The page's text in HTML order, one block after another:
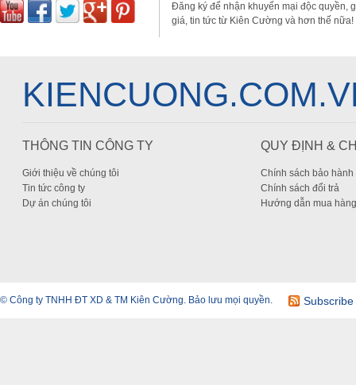
Đăng ký để nhận khuyến mại độc quyền,
giá, tin tức từ Kiên Cường và hơn thế nữa!
THÔNG TIN CÔNG TY
Giới thiệu về chúng tôi
Tin tức công ty
Dự án chúng tôi
QUY ĐỊNH &
Chính sách bảo hành
Chính sách đổi trả
Hướng dẫn mua hàng
© Công ty TNHH ĐT XD & TM Kiên Cường. Bảo lưu mọi quyền. Subscribe